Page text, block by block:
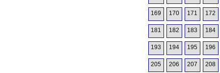
169 170 171 172
181 182 183 184
193 194 195 196
205 206 207 208